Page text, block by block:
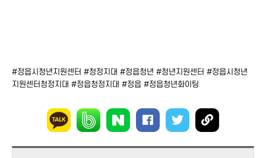
#정읍시청년지원센터 #청정지대 #정읍청년 #청년지원센터 #정읍시청년
지원센터청정지대 #정읍청정지대 #정읍 #정읍청년화이팅